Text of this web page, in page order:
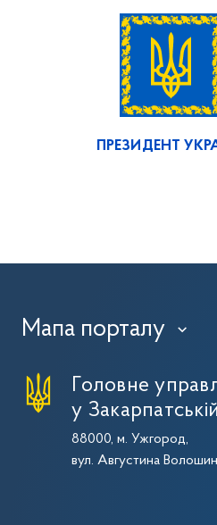
ПРЕЗИДЕНТ
Мапа порталу ›
Головне
у
88000, м. Ужгород,
вул. Августина